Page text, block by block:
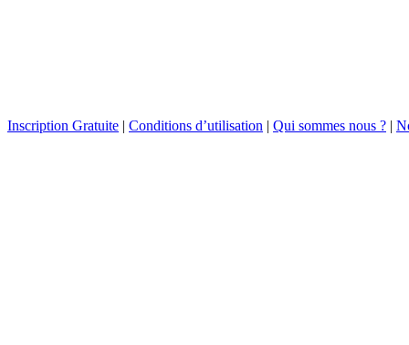
Inscription Gratuite | Conditions d’utilisation | Qui sommes nous ? |